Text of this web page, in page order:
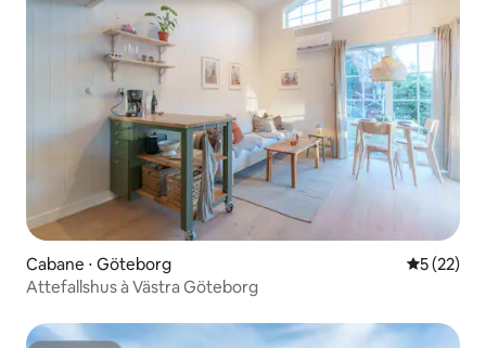
Cabane ⋅ Göteborg
5 (22)
Attefallshus à Västra Göteborg